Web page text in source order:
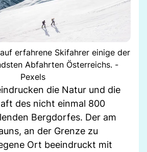
erfahrene Skifahrer einige der
Abfahrten Österreichs. -
Pexels
die Natur und die
des nicht einmal 800
Bergdorfes. Der am
an der Grenze zu
Ort beeindruckt mit